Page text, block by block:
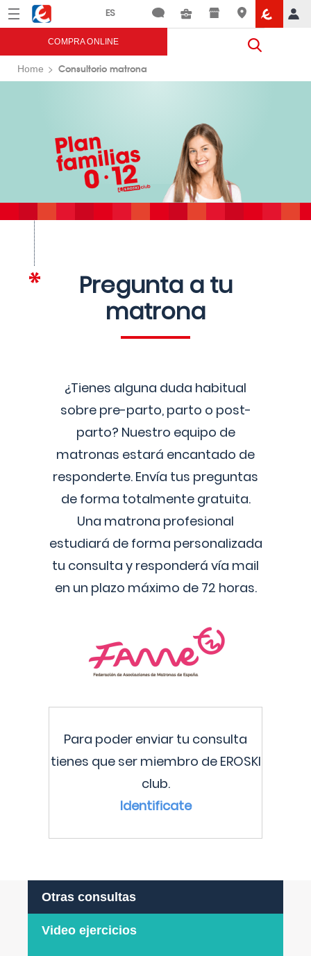
Menú Eroski
COMPRA ONLINE
Home Consultorio matrona
Pregunta a tu
matrona
¿Tienes alguna duda habitual
sobre pre-parto, parto o post-
parto? Nuestro equipo de
matronas estará encantado de
responderte. Envía tus preguntas
de forma totalmente gratuita.
Una matrona profesional
estudiará de forma personalizada
tu consulta y responderá vía mail
en un plazo máximo de 72 horas.
Para poder enviar tu consulta
tienes que ser miembro de EROSKI
club.
Identificate
Otras consultas
Video ejercicios